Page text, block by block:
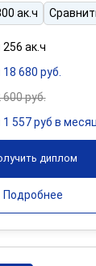
ак.ч
256 ак.ч
18 680 руб.
600 руб.
1 557 руб в
диплом
Подробнее